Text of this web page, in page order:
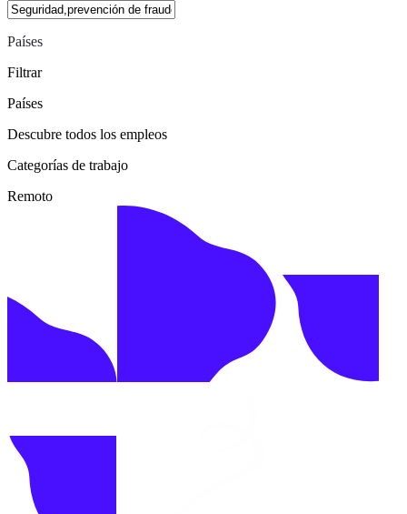
Países
Filtrar
Países
Descubre todos los empleos
Categorías de trabajo
Remoto